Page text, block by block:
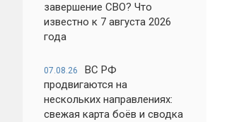
завершение СВО? Что
известно к 7 августа 2026
года
07.08.26
ВС РФ
продвигаются на
нескольких направлениях:
свежая карта боёв и сводка